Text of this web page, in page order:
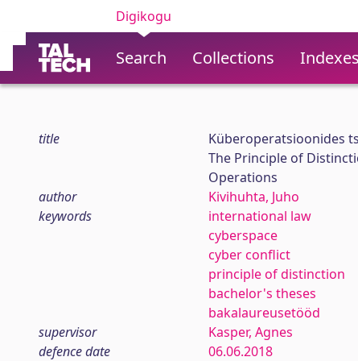
Digikogu
Search Collections Indexes
title
Küberoperatsioonides
The Principle of
Operations
author
Kivihuhta, Juho
keywords
international law
cyberspace
cyber conflict
principle of distinction
bachelor's theses
bakalaureusetööd
supervisor
Kasper, Agnes
defence date
06.06.2018